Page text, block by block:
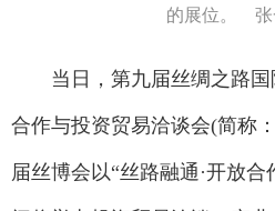
的展位。 张
当日，第九届丝绸之路国
合作与投资贸易洽谈会(简称
届丝博会以“丝路融通·开放